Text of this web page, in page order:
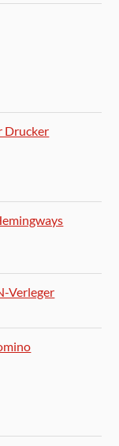
Drucker
Verleger